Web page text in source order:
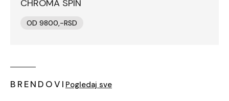
CHROMA SPIN
OD 9800,-RSD
BRENDOVI Pogledaj sve